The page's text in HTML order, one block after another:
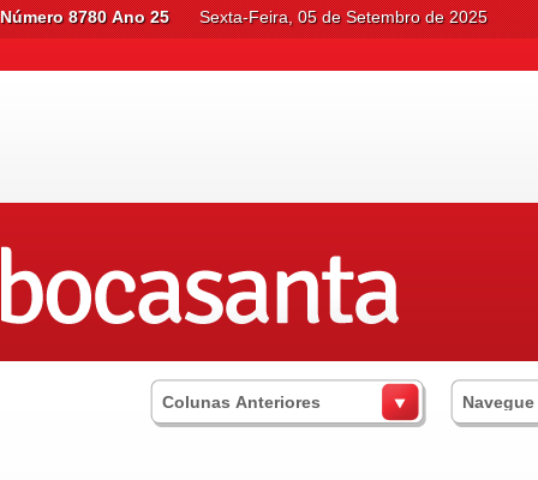
Número 8780 Ano 25 Sexta-Feira, 05 de Setembro de 2025
Colunas Anteriores